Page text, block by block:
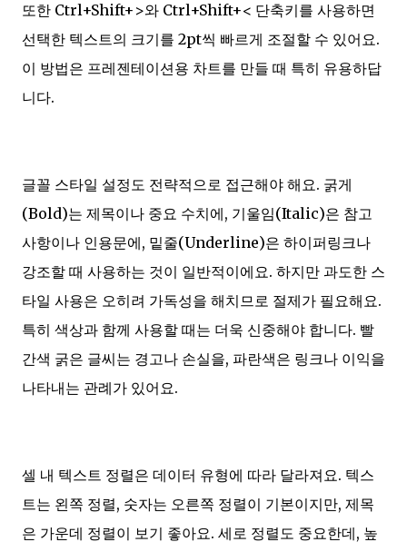
또한 Ctrl+Shift+>와 Ctrl+Shift+< 단축키를 사용하면
선택한 텍스트의 크기를 2pt씩 빠르게 조절할 수 있어요.
이 방법은 프레젠테이션용 차트를 만들 때 특히 유용하답
니다.
글꼴 스타일 설정도 전략적으로 접근해야 해요. 굵게
(Bold)는 제목이나 중요 수치에, 기울임(Italic)은 참고
사항이나 인용문에, 밑줄(Underline)은 하이퍼링크나
강조할 때 사용하는 것이 일반적이에요. 하지만 과도한 스
타일 사용은 오히려 가독성을 해치므로 절제가 필요해요.
특히 색상과 함께 사용할 때는 더욱 신중해야 합니다. 빨
간색 굵은 글씨는 경고나 손실을, 파란색은 링크나 이익을
나타내는 관례가 있어요.
셀 내 텍스트 정렬은 데이터 유형에 따라 달라져요. 텍스
트는 왼쪽 정렬, 숫자는 오른쪽 정렬이 기본이지만, 제목
은 가운데 정렬이 보기 좋아요. 세로 정렬도 중요한데, 높